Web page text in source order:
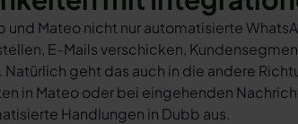
und Mateo nicht nur automatisierte
E-Mails verschicken,
geht das auch in die andere
in Mateo oder bei eingehenden
Handlungen in Dubb aus.